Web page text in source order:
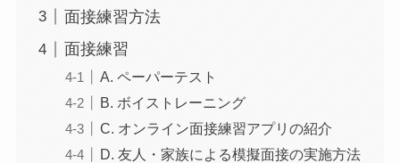
面接練習方法
面接練習
A. ペーパーテスト
B. ボイストレーニング
C. オンライン面接練習アプリの紹介
D. 友人・家族による模擬面接の実施方法